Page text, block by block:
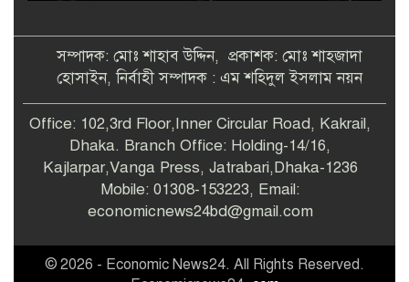
সম্পাদক: মোঃ শাহাব উদ্দিন, প্রকাশক: মোঃ শাহজাদা
হোসাইন, নির্বাহী সম্পাদক : এম শহিদুল ইসলাম নয়ন
Office: 102,3rd Floor,Inner Circular Road, Kakrail,
Dhaka. Branch Office: Holding-14/16,
Kajlarpar,Vanga Press, Jatrabari,Dhaka-1236
Mobile: 01308-153223, Email:
economicnews24bd@gmail.com
© 2026 - Economic News24. All Rights Reserved.